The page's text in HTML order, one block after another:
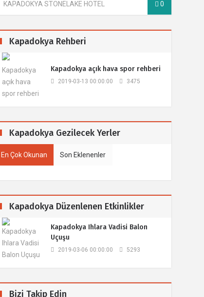
KAPADOKYA STONELAKE HOTEL 0
Kapadokya Rehberi
​Kapadokya açık hava spor rehberi
2019-03-13 00:00:00 3475
Kapadokya Gezilecek Yerler
En Çok Okunan Son Eklenenler
Kapadokya Düzenlenen Etkinlikler
Kapadokya Ihlara Vadisi Balon
Uçuşu
2019-03-06 00:00:00 5293
Bizi Takip Edin